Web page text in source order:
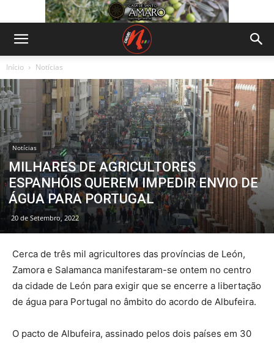
Início Notícias
Notícias
MILHARES DE AGRICULTORES
ESPANHÓIS QUEREM IMPEDIR ENVIO DE
ÁGUA PARA PORTUGAL
20 de Setembro, 2022
Cerca de três mil agricultores das províncias de León,
Zamora e Salamanca manifestaram-se ontem no centro
da cidade de León para exigir que se encerre a libertação
de água para Portugal no âmbito do acordo de Albufeira.
O pacto de Albufeira, assinado pelos dois países em 30